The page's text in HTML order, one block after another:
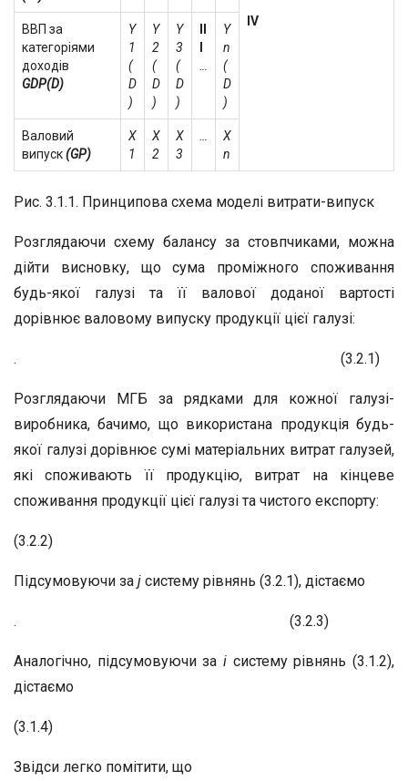
IV
ВВП за
категоріями
доходів
GDP(D)
Y
1
(
D
)
Y
2
(
D
)
Y
3
(
D
)
Y
n
(
D
)
Валовий
випуск(GP)
X
1
X
2
X
3
X
n
Рис. 3.1.1. Принципова схема моделі витрати-випуск
Розглядаючи схему балансу за стовпчиками, можна
дійти висновку, що сума проміжного споживання
будь-якої галузі та її валової доданої вартості
дорівнює валовому випуску продукції цієї галузі:
. (3.2.1)
Розглядаючи МГБ за рядками для кожної галузі-
виробника, бачимо, що використана продукція будь-
якої галузі дорівнює сумі матеріальних витрат галузей,
які споживають її продукцію, витрат на кінцеве
споживання продукції цієї галузі та чистого експорту:
(3.2.2)
Підсумовуючи за j систему рівнянь (3.2.1), дістаємо
. (3.2.3)
Аналогічно, підсумовуючи за i систему рівнянь (3.1.2),
дістаємо
(3.1.4)
Звідси легко помітити, що